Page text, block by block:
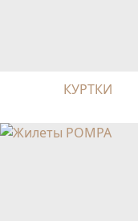
КУРТКИ